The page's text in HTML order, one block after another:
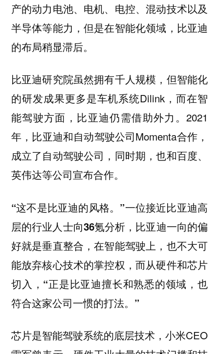
产的动力电池、电机、电控、混动技术以及
半导体等能力，但是在智能化领域，比亚迪
的布局稍显滞后。
比亚迪研究院虽然拥有千人规模，但智能化
的研发成果更多是车机系统Dilink，而在智
能驾驶方面，比亚迪仍需借助外力。2021
年，比亚迪和自动驾驶公司Momenta合作，
成立了自动驾驶公司，同时期，也和百度、
英伟达等公司宣布合作。
“这不是比亚迪的风格。”一位接近比亚迪高
层的行业人士向36氪分析，比亚迪一向的偏
好就是垂直整合，在智能驾驶上，也不大可
能放弃核心技术的掌控权，而从硬件和芯片
切入，“正是比亚迪擅长和熟悉的领域，也
符合这家公司一惯的打法。”
芯片是智能驾驶系统的底层技术，小米CEO